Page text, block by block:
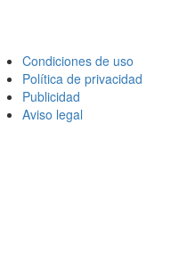
Condiciones de uso
Política de privacidad
Publicidad
Aviso legal